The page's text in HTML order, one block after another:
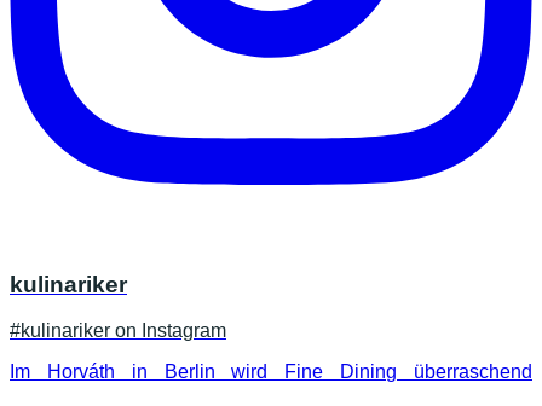
kulinariker
#kulinariker on Instagram
Im Horváth in Berlin wird Fine Dining überraschend